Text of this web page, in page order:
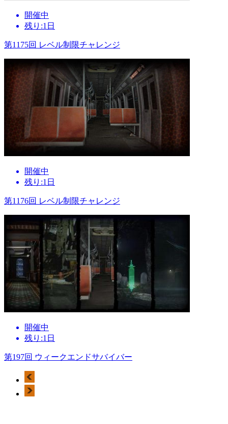
開催中
残り:1日
第1175回 レベル制限チャレンジ
開催中
残り:1日
第1176回 レベル制限チャレンジ
開催中
残り:1日
第197回 ウィークエンドサバイバー